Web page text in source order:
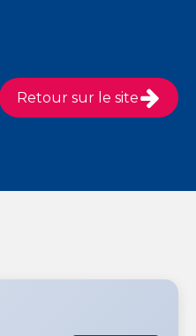
Retour sur le site